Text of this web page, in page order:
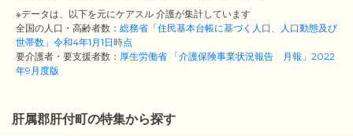
※データは、以下を元にケアスル 介護が集計しています
全国の人口・高齢者数： 総務省「住民基本台帳に基づく人口、人口動態及び
世帯数」令和4年1月1日時点
要介護者・要支援者数： 厚生労働省 「介護保険事業状況報告 月報」2022
年9月度版
肝属郡肝付町の特集から探す